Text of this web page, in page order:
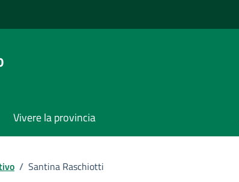
Vivere la provincia
/ Santina Raschiotti